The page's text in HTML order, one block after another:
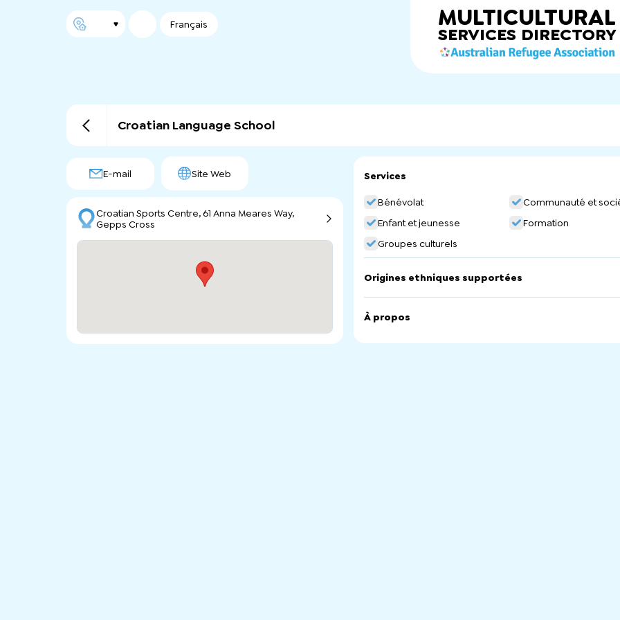
Français MULTICULTURAL
SERVICES DIRECTORY
Croatian Language School
E-mail Site Web
Croatian Sports Centre, 61 Anna Meares Way,
Gepps Cross
Services
Bénévolat
Communauté et
Enfant et jeunesse
Formation
Groupes culturels
Origines ethniques supportées
À propos